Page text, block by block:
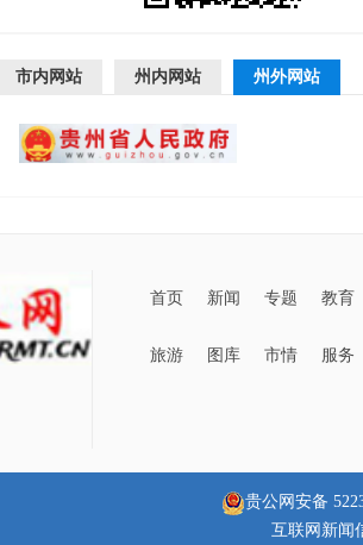
市内网站 州内网站 州外网站
首页 新闻 专题 教育
旅游 图库 市情 服务
贵公网安备
互联网新闻